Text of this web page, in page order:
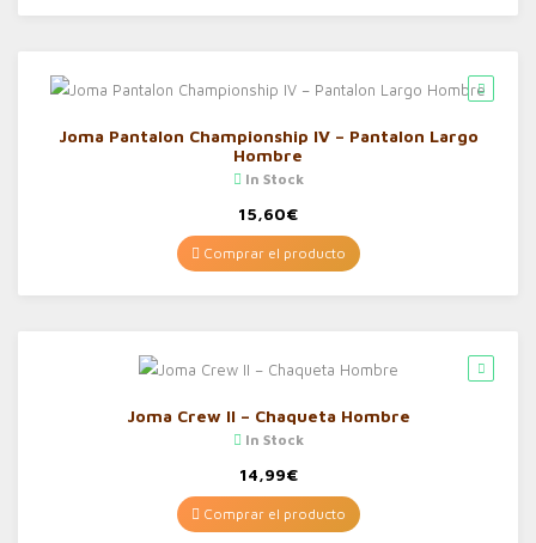
Joma Pantalon Championship IV – Pantalon Largo
Hombre
In Stock
15,60€
Comprar el producto
Joma Crew II – Chaqueta Hombre
In Stock
14,99€
Comprar el producto